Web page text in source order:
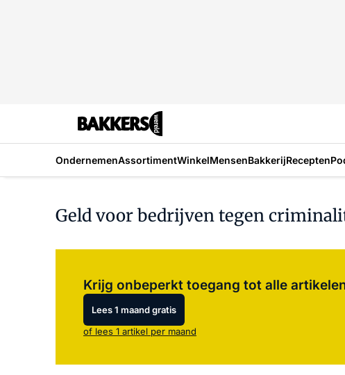
OndernemenAssortimentWinkelMensenBakkerijRecepten
Geld voor bedrijven tegen
Krijg onbeperkt toegang tot alle
Lees 1 maand gratis
of lees 1 artikel per maand